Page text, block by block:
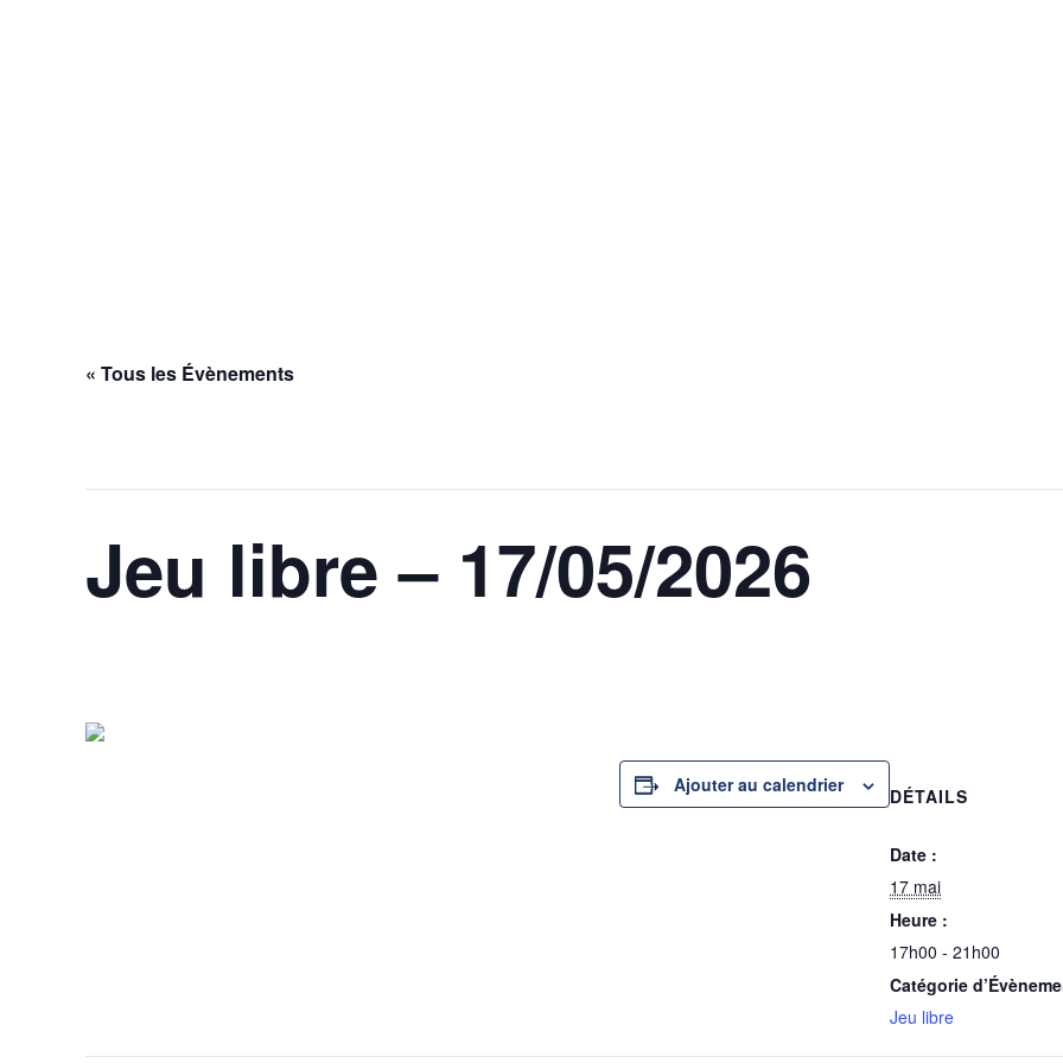
« Tous les Évènements
Jeu libre – 17/05/2026
Ajouter au calendrier DÉTAILS
Date :
17 mai
Heure :
17h00 - 21h00
Catégorie
Jeu libre